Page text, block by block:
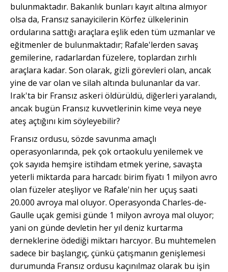
bulunmaktadır. Bakanlık bunları kayıt altına almıyor
olsa da, Fransız sanayicilerin Körfez ülkelerinin
ordularına sattığı araçlara eşlik eden tüm uzmanlar ve
eğitmenler de bulunmaktadır; Rafale'lerden savaş
gemilerine, radarlardan füzelere, toplardan zırhlı
araçlara kadar. Son olarak, gizli görevleri olan, ancak
yine de var olan ve silah altında bulunanlar da var.
Irak'ta bir Fransız askeri öldürüldü, diğerleri yaralandı,
ancak bugün Fransız kuvvetlerinin kime veya neye
ateş açtığını kim söyleyebilir?
Fransız ordusu, sözde savunma amaçlı
operasyonlarında, pek çok ortaokulu yenilemek ve
çok sayıda hemşire istihdam etmekyerine, savaşta
yeterli miktarda para harcadı: birim fiyatı 1 milyon avro
olan füzeler ateşliyor ve Rafale'nin her uçuş saati
20.000 avroya mal oluyor. Operasyonda Charles-de-
Gaulle uçak gemisi günde 1 milyon avroya mal oluyor;
yani on günde devletin her yıl deniz kurtarma
derneklerine ödediği miktarı harcıyor. Bu muhtemelen
sadece bir başlangıç, çünkü çatışmanın genişlemesi
durumunda Fransız ordusu kaçınılmaz olarak bu işin